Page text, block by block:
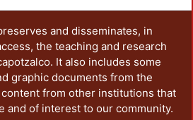
and disseminates, in
the teaching and research
It also includes some
graphic documents from the
from other institutions that
and of interest to our community.